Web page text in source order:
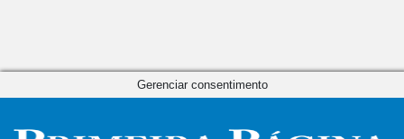
Gerenciar consentimento